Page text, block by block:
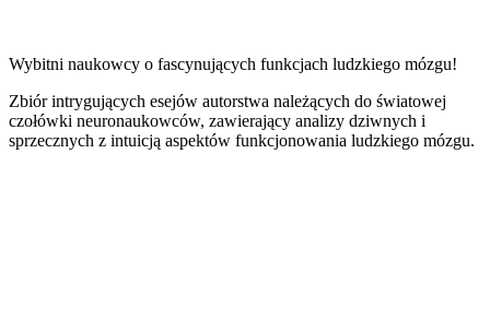
Wybitni naukowcy o fascynujących funkcjach ludzkiego mózgu!
Zbiór intrygujących esejów autorstwa należących do światowej
czołówki neuronaukowców, zawierający analizy dziwnych i
sprzecznych z intuicją aspektów funkcjonowania ludzkiego mózgu.